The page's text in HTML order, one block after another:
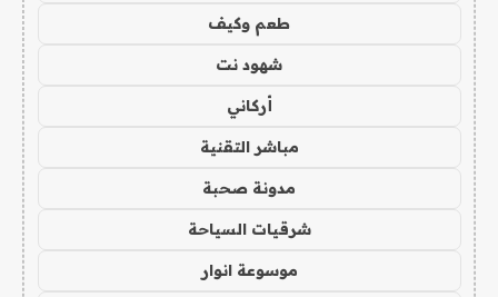
طعم وكيف
شهود نت
أركاني
مباشر التقنية
مدونة صحبة
شرقيات السياحة
موسوعة انوار